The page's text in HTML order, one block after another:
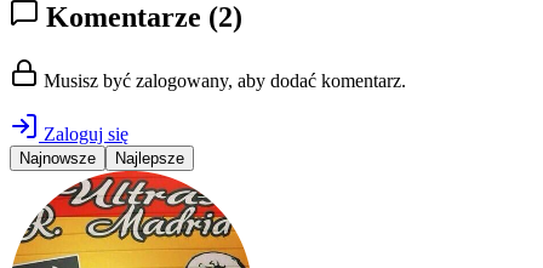
Komentarze (2)
Musisz być zalogowany, aby dodać komentarz.
Zaloguj się
Najnowsze Najlepsze